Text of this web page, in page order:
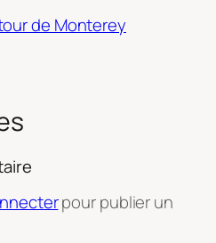
de Monterey
pour publier un